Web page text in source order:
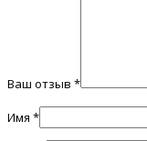
Ваш отзыв *
Имя *